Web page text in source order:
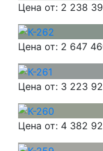
Цена от: 2 238
Цена от: 2 647
Цена от: 3 223
Цена от: 4 382